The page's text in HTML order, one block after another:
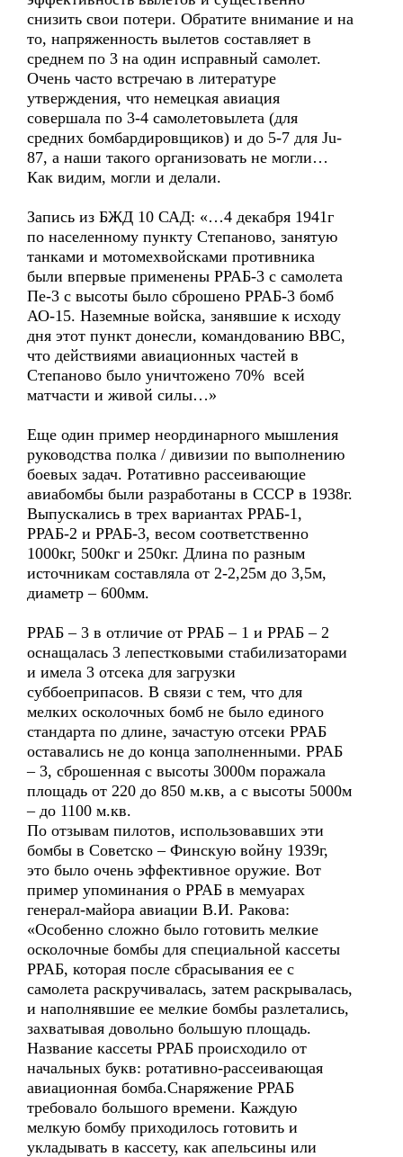
снизить свои потери. Обратите внимание и на
то, напряженность вылетов составляет в
среднем по 3 на один исправный самолет.
Очень часто встречаю в литературе
утверждения, что немецкая авиация
совершала по 3-4 самолетовылета (для
средних бомбардировщиков) и до 5-7 для Ju-
87, а наши такого организовать не могли…
Как видим, могли и делали.
Запись из БЖД 10 САД: «…4 декабря 1941г
по населенному пункту Степаново, занятую
танками и мотомехвойсками противника
были впервые применены РРАБ-3 с самолета
Пе-3 с высоты было сброшено РРАБ-3 бомб
АО-15. Наземные войска, занявшие к исходу
дня этот пункт донесли, командованию ВВС,
что действиями авиационных частей в
Степаново было уничтожено 70% всей
матчасти и живой силы…»
Еще один пример неординарного мышления
руководства полка / дивизии по выполнению
боевых задач. Ротативно рассеивающие
авиабомбы были разработаны в СССР в 1938г.
Выпускались в трех вариантах РРАБ-1,
РРАБ-2 и РРАБ-3, весом соответственно
1000кг, 500кг и 250кг. Длина по разным
источникам составляла от 2-2,25м до 3,5м,
диаметр – 600мм.
РРАБ – 3 в отличие от РРАБ – 1 и РРАБ – 2
оснащалась 3 лепестковыми стабилизаторами
и имела 3 отсека для загрузки
суббоеприпасов. В связи с тем, что для
мелких осколочных бомб не было единого
стандарта по длине, зачастую отсеки РРАБ
оставались не до конца заполненными. РРАБ
– 3, сброшенная с высоты 3000м поражала
площадь от 220 до 850 м.кв, а с высоты 5000м
– до 1100 м.кв.
По отзывам пилотов, использовавших эти
бомбы в Советско – Финскую войну 1939г,
это было очень эффективное оружие. Вот
пример упоминания о РРАБ в мемуарах
генерал-майора авиации В.И. Ракова:
«Особенно сложно было готовить мелкие
осколочные бомбы для специальной кассеты
РРАБ, которая после сбрасывания ее с
самолета раскручивалась, затем раскрывалась,
и наполнявшие ее мелкие бомбы разлетались,
захватывая довольно большую площадь.
Название кассеты РРАБ происходило от
начальных букв: ротативно-рассеивающая
авиационная бомба.Снаряжение РРАБ
требовало большого времени. Каждую
мелкую бомбу приходилось готовить и
укладывать в кассету, как апельсины или